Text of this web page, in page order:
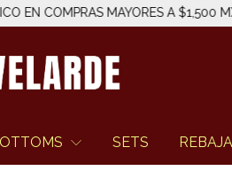
A $1,500 MXN ─── ⋆⋅☆⋅⋆ ─── ───
SETS